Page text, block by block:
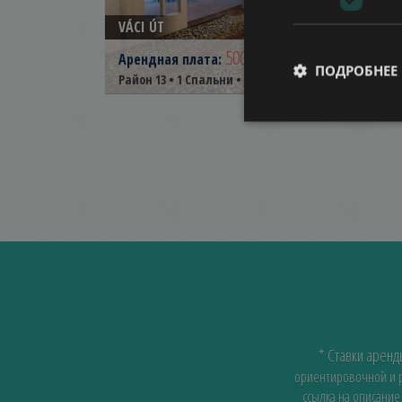
VÁCI ÚT
Арендная плата: 500.000 HUF
Район 13 • 1 Спальни • 63 m Ref:25390
* Ставки
ориентировочной и
ссылка на
ПОДРОБНЕЕ